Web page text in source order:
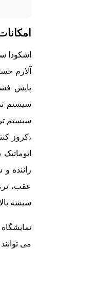
اشکودا
پایش
،کروز
شیشه بالابرهای
می توانند در این